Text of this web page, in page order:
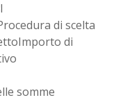
di scelta
di
somme